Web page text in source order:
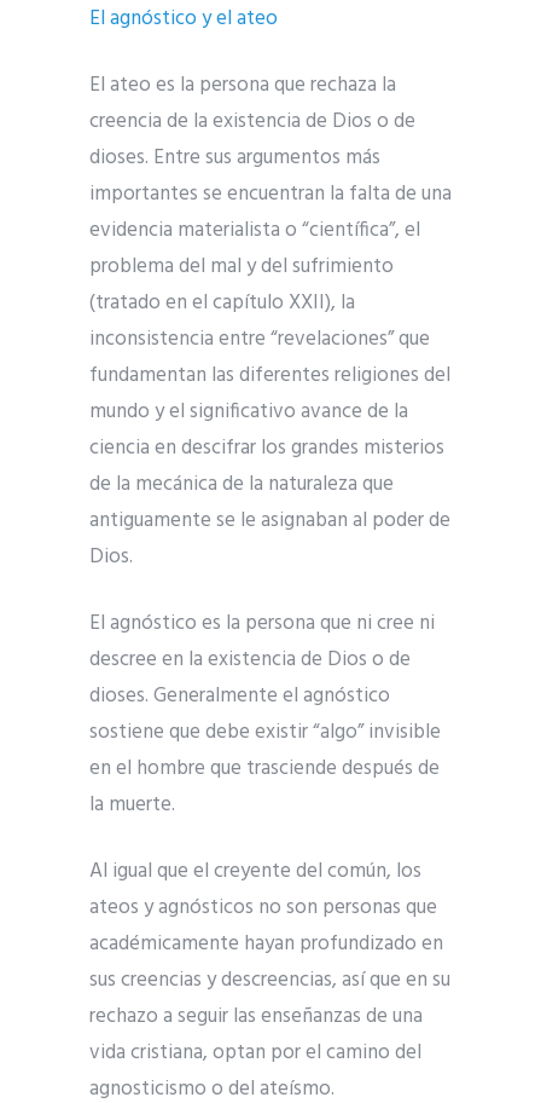
El agnóstico y el ateo
El ateo es la persona que rechaza la
creencia de la existencia de Dios o de
dioses. Entre sus argumentos más
importantes se encuentran la falta de una
evidencia materialista o “científica”, el
problema del mal y del sufrimiento
(tratado en el capítulo XXII), la
inconsistencia entre “revelaciones” que
fundamentan las diferentes religiones del
mundo y el significativo avance de la
ciencia en descifrar los grandes misterios
de la mecánica de la naturaleza que
antiguamente se le asignaban al poder de
Dios.
El agnóstico es la persona que ni cree ni
descree en la existencia de Dios o de
dioses. Generalmente el agnóstico
sostiene que debe existir “algo” invisible
en el hombre que trasciende después de
la muerte.
Al igual que el creyente del común, los
ateos y agnósticos no son personas que
académicamente hayan profundizado en
sus creencias y descreencias, así que en su
rechazo a seguir las enseñanzas de una
vida cristiana, optan por el camino del
agnosticismo o del ateísmo.